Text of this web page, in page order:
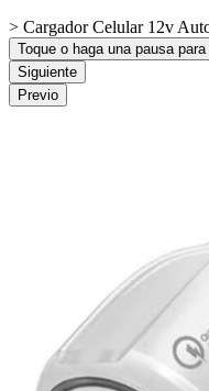
> Cargador Celular 12v
Toque o haga una pausa
Siguiente
Previo